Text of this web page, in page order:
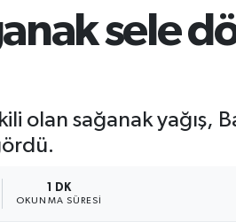
sele
olan sağanak
1 DK
OKUNMA SÜRESI